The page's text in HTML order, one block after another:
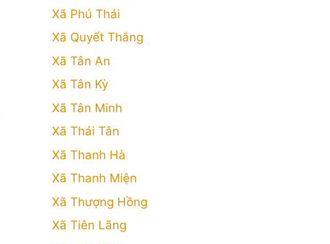
Xã Phú Thái
Xã Quyết Thắng
Xã Tân An
Xã Tân Kỳ
Xã Tân Minh
Xã Thái Tân
Xã Thanh Hà
Xã Thanh Miện
Xã Thượng Hồng
Xã Tiên Lãng